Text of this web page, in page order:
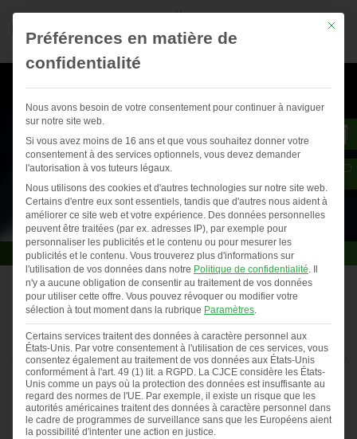
De l’herbe à portée de bec grâce à un poulailler mobile
dans le Morbihan
Vous êtes actuellement en tra…
Previous
Slide
First
slide
details.
Current
Slide
First
slide
details.
Current
Slide
First
slide
details.
Current
Slide
Posté le 17. juin 2020 à 9:06.
Mit
Préférences en matière de
confidentialité
Nous avons besoin de votre consentement pour continuer à naviguer
sur notre site web.
Si vous avez moins de 16 ans et que vous souhaitez donner votre
consentement à des services optionnels, vous devez demander
l'autorisation à vos tuteurs légaux.
Nous utilisons des cookies et d'autres technologies sur notre site web.
Certains d'entre eux sont essentiels, tandis que d'autres nous aident à
améliorer ce site web et votre expérience. Des données personnelles
peuvent être traitées (par ex. adresses IP), par exemple pour
personnaliser les publicités et le contenu ou pour mesurer les
publicités et le contenu. Vous trouverez plus d'informations sur
l'utilisation de vos données dans notre Politique de confidentialité.
n'y a aucune obligation de consentir au traitement de vos données
pour utiliser cette offre. Vous pouvez révoquer ou modifier votre
sélection à tout moment dans la rubrique Paramètres.
Certains services traitent des données à caractère personnel aux
États-Unis. Par votre consentement à l'utilisation de ces services, vous
consentez également au traitement de vos données aux États-Unis
conformément à l'art. 49 (1) lit. a RGPD. La CJCE considère les États-
Unis comme un pays où la protection des données est insuffisante au
regard des normes de l'UE. Par exemple, il existe un risque que les
autorités américaines traitent des données à caractère personnel dans
le cadre de programmes de surveillance sans que les Européens aient
la possibilité d'intenter une action en justice.